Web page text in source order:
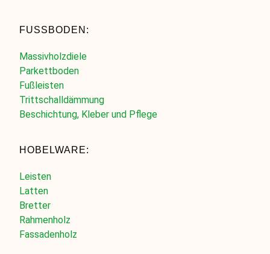
FUSSBODEN:
Massivholzdiele
Parkettboden
Fußleisten
Trittschalldämmung
Beschichtung, Kleber und Pflege
HOBELWARE:
Leisten
Latten
Bretter
Rahmenholz
Fassadenholz